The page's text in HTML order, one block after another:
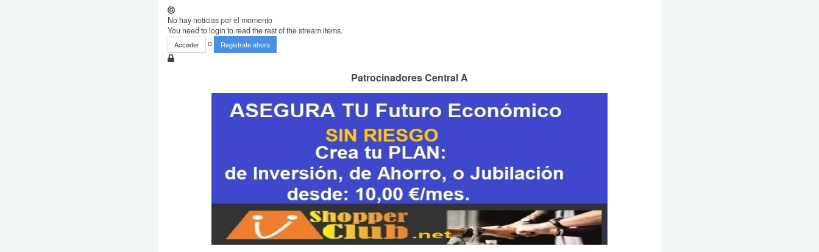
No hay noticias por el momento
You need to login to read the rest of the stream items.
Acceder o Registrate ahora
Patrocinadores Central A